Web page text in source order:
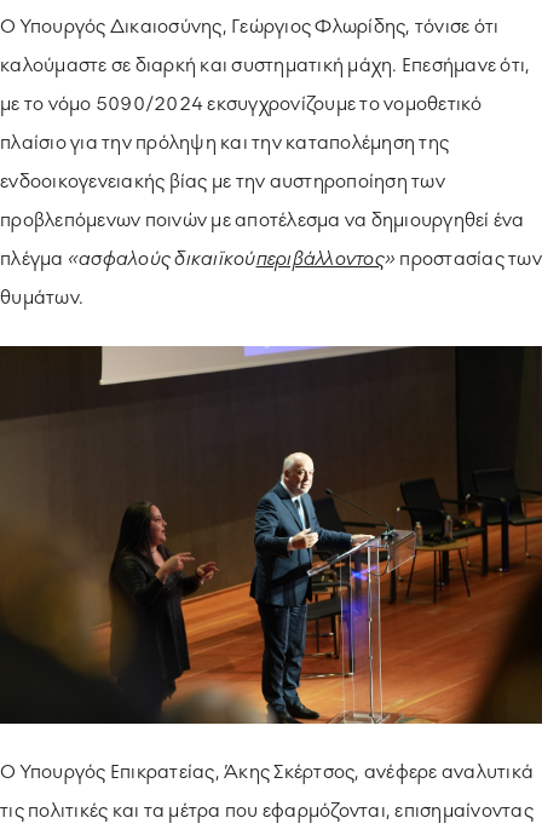
Ο Υπουργός Δικαιοσύνης, Γεώργιος Φλωρίδης, τόνισε ότι
καλούμαστε σε διαρκή και συστηματική μάχη. Επεσήμανε ότι,
με το νόμο 5090/2024 εκσυγχρονίζουμε το νομοθετικό
πλαίσιο για την πρόληψη και την καταπολέμηση της
ενδοοικογενειακής βίας με την αυστηροποίηση των
προβλεπόμενων ποινών με αποτέλεσμα να δημιουργηθεί ένα
πλέγμα «ασφαλούς δικαιϊκούπεριβάλλοντος» προστασίας των
θυμάτων.
Ο Υπουργός Επικρατείας, Άκης Σκέρτσος, ανέφερε αναλυτικά
τις πολιτικές και τα μέτρα που εφαρμόζονται, επισημαίνοντας